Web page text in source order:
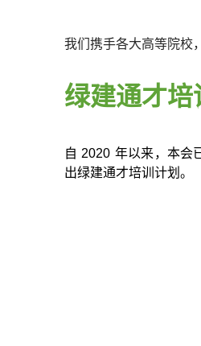
我们携手各大高等院校
绿建通才培
自 2020 年以来，本会
出绿建通才培训计划。